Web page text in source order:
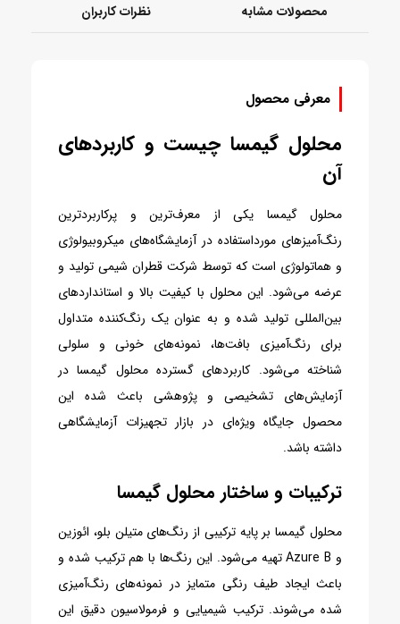
محصولات مشابه نظرات کاربران
معرفی محصول
محلول گیمسا چیست و کاربردهای
آن
محلول گیمسا یکی از معرف‌ترین و پرکاربردترین
رنگ‌آمیزهای مورداستفاده در آزمایشگاه‌های میکروبیولوژی
و هماتولوژی است که توسط شرکت قطران شیمی تولید و
عرضه می‌شود. این محلول با کیفیت بالا و استانداردهای
بین‌المللی تولید شده و به عنوان یک رنگ‌کننده متداول
برای رنگ‌آمیزی بافت‌ها، نمونه‌های خونی و سلولی
شناخته می‌شود. کاربردهای گسترده محلول گیمسا در
آزمایش‌های تشخیصی و پژوهشی باعث شده این
محصول جایگاه ویژه‌ای در بازار تجهیزات آزمایشگاهی
داشته باشد.
ترکیبات و ساختار محلول گیمسا
محلول گیمسا بر پایه ترکیبی از رنگ‌های متیلن بلو، ائوزین
و Azure B تهیه می‌شود. این رنگ‌ها با هم ترکیب شده و
باعث ایجاد طیف رنگی متمایز در نمونه‌های رنگ‌آمیزی
شده می‌شوند. ترکیب شیمیایی و فرمولاسیون دقیق این